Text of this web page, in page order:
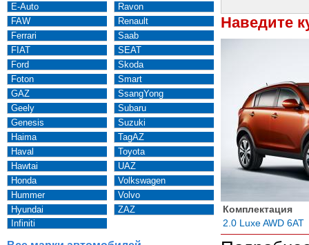
E-Auto
FAW
Ferrari
FIAT
Ford
Foton
GAZ
Geely
Genesis
Haima
Haval
Hawtai
Honda
Hummer
Hyundai
Infiniti
Ravon
Renault
Saab
SEAT
Skoda
Smart
SsangYong
Subaru
Suzuki
TagAZ
Toyota
UAZ
Volkswagen
Volvo
ZAZ
Наведите
Комплектация
2.0 Luxe AWD 6AT